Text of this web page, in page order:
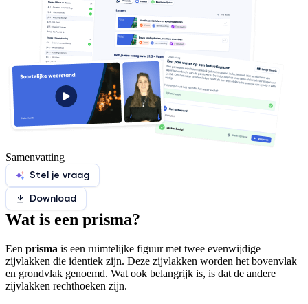
Samenvatting
Stel je vraag
Download
Wat is een prisma?
Een prisma is een ruimtelijke figuur met twee evenwijdige
zijvlakken die identiek zijn. Deze zijvlakken worden het bovenvlak
en grondvlak genoemd. Wat ook belangrijk is, is dat de andere
zijvlakken rechthoeken zijn.